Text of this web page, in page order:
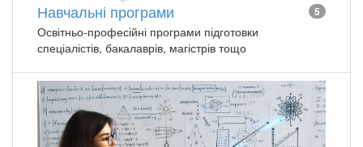
Навчальні програми 5
Освітньо-професійні програми підготовки
спеціалістів, бакалаврів, магістрів тощо